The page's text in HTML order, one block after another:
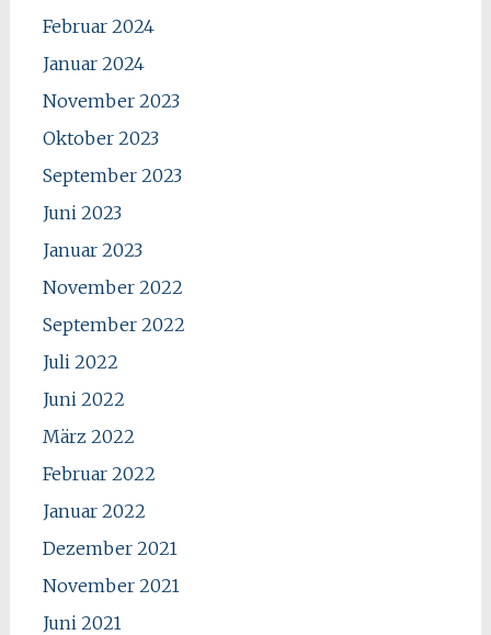
Februar 2024
Januar 2024
November 2023
Oktober 2023
September 2023
Juni 2023
Januar 2023
November 2022
September 2022
Juli 2022
Juni 2022
März 2022
Februar 2022
Januar 2022
Dezember 2021
November 2021
Juni 2021